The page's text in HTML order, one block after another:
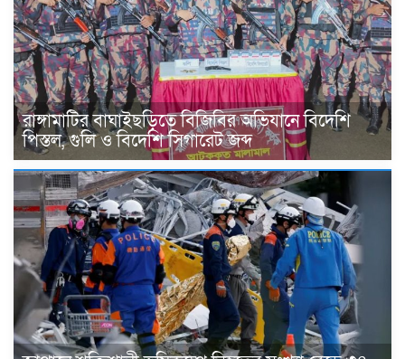
রাঙ্গামাটির বাঘাইছড়িতে বিজিবির অভিযানে বিদেশি
পিস্তল, গুলি ও বিদেশি সিগারেট জব্দ